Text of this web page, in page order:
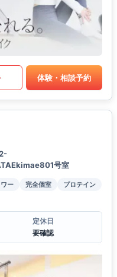
体験・相談予約
号室
ー 完全個室
プロテイン
定休日
要確認